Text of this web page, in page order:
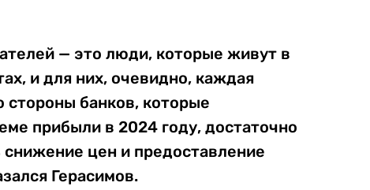
— это люди, которые живут в
и для них, очевидно, каждая
стороны банков, которые
прибыли в 2024 году, достаточно
цен и предоставление
Герасимов.